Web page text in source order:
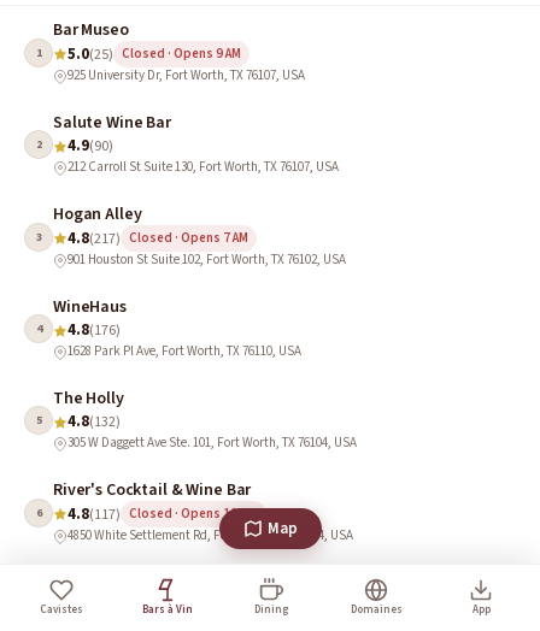
1
Bar Museo
5.0(25) Closed · Opens 9 AM
925 University Dr, Fort Worth, TX 76107, USA
2
Salute Wine Bar
4.9(90)
212 Carroll St Suite 130, Fort Worth, TX 76107, USA
3
Hogan Alley
4.8(217) Closed · Opens 7 AM
901 Houston St Suite 102, Fort Worth, TX 76102, USA
4
WineHaus
4.8(176)
1628 Park Pl Ave, Fort Worth, TX 76110, USA
5
The Holly
4.8(132)
305 W Daggett Ave Ste. 101, Fort Worth, TX 76104, USA
6
River's Cocktail & Wine Bar
4.8(117) Closed · Opens 12 PM
4850 White Settlement Rd, Fort Worth, TX 76114, USA
7
The Sterling Lounge
4.8
Closed · Opens 4 PM
Cavistes Bars à Vin Dining Domaines App
Map